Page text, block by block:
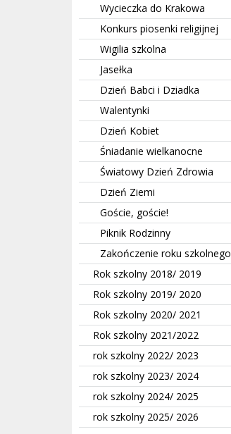
Wycieczka do Krakowa
Konkurs piosenki religijnej
Wigilia szkolna
Jasełka
Dzień Babci i Dziadka
Walentynki
Dzień Kobiet
Śniadanie wielkanocne
Światowy Dzień Zdrowia
Dzień Ziemi
Goście, goście!
Piknik Rodzinny
Zakończenie roku szkolnego
Rok szkolny 2018/ 2019
Rok szkolny 2019/ 2020
Rok szkolny 2020/ 2021
Rok szkolny 2021/2022
rok szkolny 2022/ 2023
rok szkolny 2023/ 2024
rok szkolny 2024/ 2025
rok szkolny 2025/ 2026